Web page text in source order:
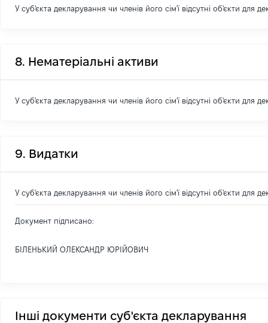
У суб'єкта декларування чи членів його сім'ї відсутні об'єкти для
8. Нематеріальні активи
У суб'єкта декларування чи членів його сім'ї відсутні об'єкти для
9. Видатки
У суб'єкта декларування чи членів його сім'ї відсутні об'єкти для
Документ підписано:
БІЛЕНЬКИЙ ОЛЕКСАНДР ЮРІЙОВИЧ
Інші документи суб'єкта декларування